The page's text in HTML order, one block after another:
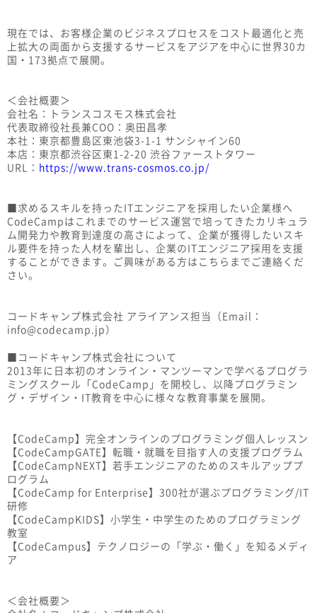
現在では、お客様企業のビジネスプロセスをコスト最適化と売
上拡大の両面から支援するサービスをアジアを中心に世界30カ
国・173拠点で展開。
＜会社概要＞
会社名：トランスコスモス株式会社
代表取締役社長兼COO：奥田昌孝
本社：東京都豊島区東池袋3-1-1 サンシャイン60
本店：東京都渋谷区東1-2-20 渋谷ファーストタワー
URL： https://www.trans-cosmos.co.jp/
■求めるスキルを持ったITエンジニアを採用したい企業様へ
CodeCampはこれまでのサービス運営で培ってきたカリキュラ
ム開発力や教育到達度の高さによって、企業が獲得したいスキ
ル要件を持った人材を輩出し、企業のITエンジニア採用を支援
することができます。ご興味がある方はこちらまでご連絡くだ
さい。
コードキャンプ株式会社 アライアンス担当（Email：
info@codecamp.jp）
■コードキャンプ株式会社について
2013年に日本初のオンライン・マンツーマンで学べるプログラ
ミングスクール「CodeCamp」を開校し、以降プログラミン
グ・デザイン・IT教育を中心に様々な教育事業を展開。
【CodeCamp】完全オンラインのプログラミング個人レッスン
【CodeCampGATE】転職・就職を目指す人の支援プログラム
【CodeCampNEXT】若手エンジニアのためのスキルアッププ
ログラム
【CodeCamp for Enterprise】300社が選ぶプログラミング/IT
研修
【CodeCampKIDS】小学生・中学生のためのプログラミング
教室
【CodeCampus】テクノロジーの「学ぶ・働く」を知るメディ
ア
＜会社概要＞